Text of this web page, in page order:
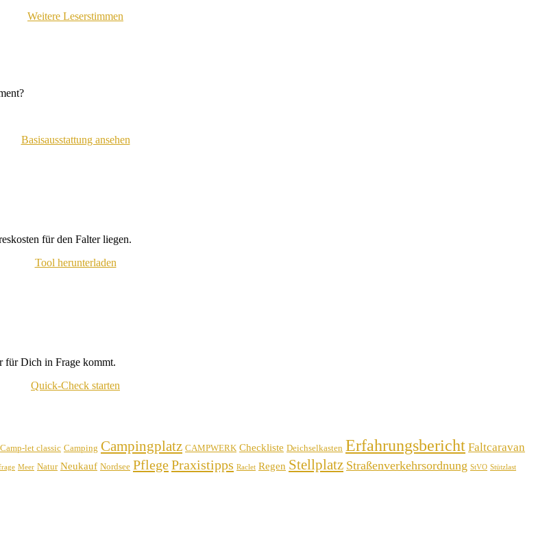
Weitere Leserstimmen
Basisausstattung ansehen
für den Falter liegen.
Tool herunterladen
für Dich in Frage kommt.
Quick-Check starten
Camp-let classic Camping Campingplatz CAMPWERK Checkliste Deichselkasten Erfahrungsbericht Faltcaravan
Meer Natur Neukauf Nordsee PflegePraxistipps Raclet Regen Stellplatz Straßenverkehrsordnung StVO Stützlast